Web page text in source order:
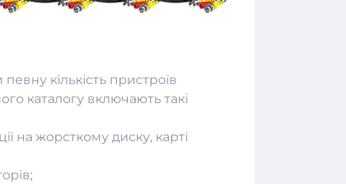
кількість пристроїв
каталогу включають такі
на жорсткому диску, карті